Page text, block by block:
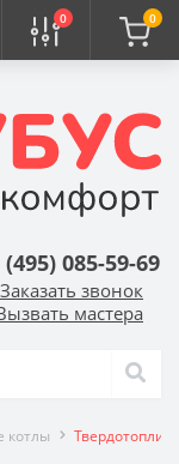
0 0
(495) 085-59-69
Заказать звонок
мастера
котлы